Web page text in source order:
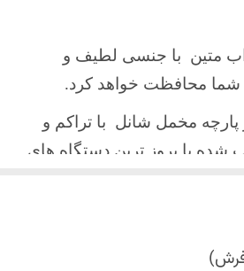
متین با جنسی لطیف و
شما محافظت خواهد کرد.
مخمل شانل با تراکم و
شده با بروز ترین دستگاه های
با کش باکیفیت دوخته‌شده